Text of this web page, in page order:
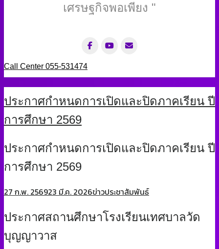
เศรษฐกิจพอเพียง "
Call Center 055-531474
ประกาศกำหนดการเปิดและปิดภาคเรียน ปี
การศึกษา 2569
ประกาศกำหนดการเปิดและปิดภาคเรียน ปี
การศึกษา 2569
27 ก.พ. 256923 มี.ค. 2026ข่าวประชาสัมพันธ์
ประกาศสถานศึกษาโรงเรียนเทศบาลวัด
บุญญาวาส